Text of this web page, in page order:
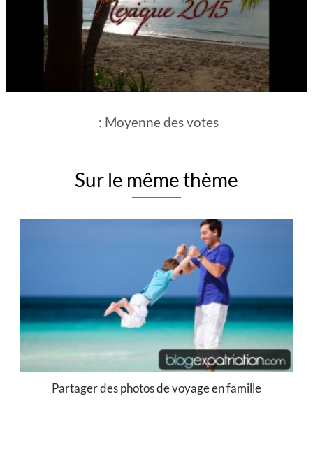
: Moyenne des votes
Sur le même thème
Partager des photos de voyage en famille